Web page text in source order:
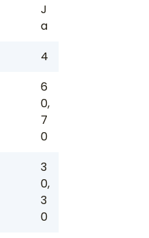
J
a
4
6
0,
7
0
3
0,
3
0